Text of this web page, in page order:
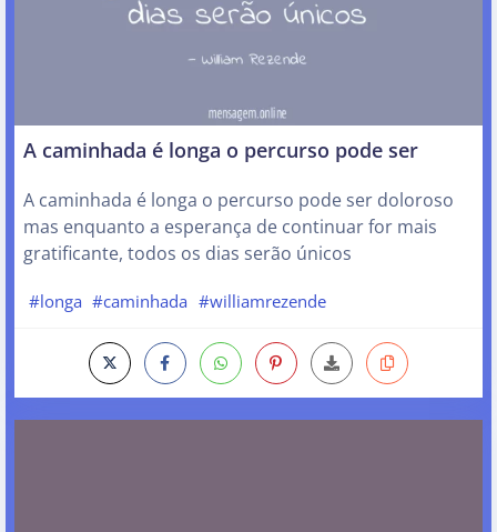
A caminhada é longa o percurso pode ser
A caminhada é longa o percurso pode ser doloroso
mas enquanto a esperança de continuar for mais
gratificante, todos os dias serão únicos
#longa #caminhada #williamrezende